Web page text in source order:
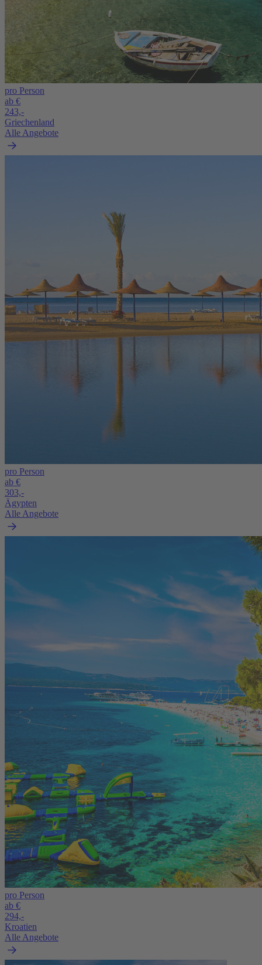
pro Person
ab €
243,-
Griechenland
Alle Angebote
pro Person
ab €
303,-
Ägypten
Alle Angebote
pro Person
ab €
294,-
Kroatien
Alle Angebote